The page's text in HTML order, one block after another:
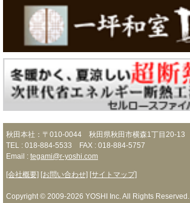
秋田本社：〒010-0044 秋田県秋田市横森1丁目20-13
TEL : 018-884-5533 FAX : 018-884-5757
Email : tegami@r-yoshi.com
[会社概要] [お問い合わせ] [サイトマップ]
Copyright © 2009-2026 YOSHI Inc. All Rights Reserved.